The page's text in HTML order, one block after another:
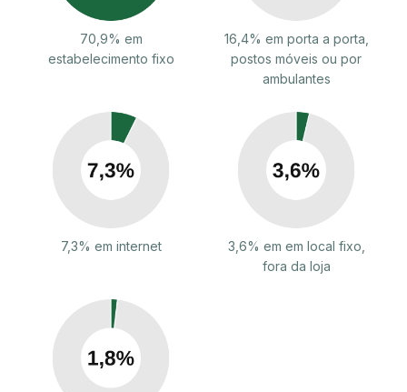
70,9% em
estabelecimento fixo
16,4% em porta a porta,
postos móveis ou por
ambulantes
7,3% em internet
3,6% em em local fixo,
fora da loja